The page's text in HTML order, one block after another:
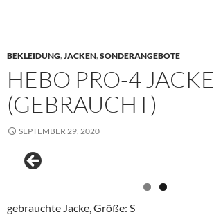
BEKLEIDUNG,JACKEN,SONDERANGEBOTE
HEBO PRO-4 JACKE
(GEBRAUCHT)
SEPTEMBER 29, 2020
gebrauchte Jacke, Größe: S